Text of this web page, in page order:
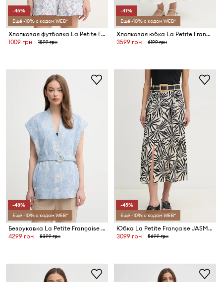
-46%
Ещё -10% с кодом WEB*
Хлопковая футболка La Petite Française
1009 грн
1899 грн
-41%
Ещё -10% с кодом WEB*
Хлопковая юбка La Petite Française JAMAL
3599 грн
6199 грн
-48%
Ещё -10% с кодом WEB*
Безрукавка La Petite Française VANGELIS
4299 грн
8399 грн
-45%
Ещё -10% с кодом WEB*
Юбка La Petite Française JASMINE
3099 грн
5699 грн